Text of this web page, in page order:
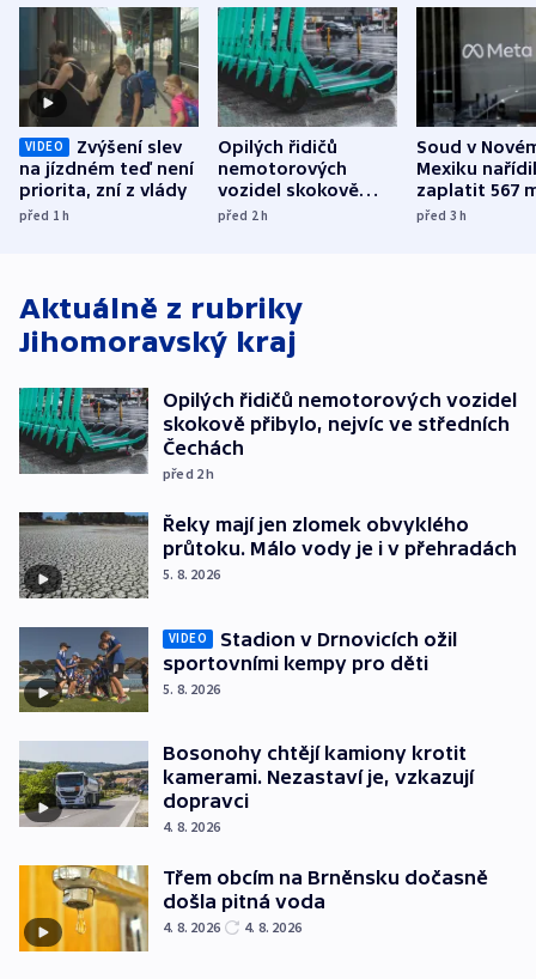
VIDEO
Zvýšení slev
na jízdném teď není
priorita, zní z vlády
před 1h
Opilých řidičů
nemotorových
vozidel skokově
přibylo, nejvíc ve
před 2h
Soud v
Mexiku
zaplatit 567
dolarů kvůli
před 3h
Aktuálně z rubriky
Jihomoravský kraj
Opilých řidičů nemotorových vozidel
skokově přibylo, nejvíc ve středních
Čechách
před 2h
Řeky mají jen zlomek obvyklého
průtoku. Málo vody je i v přehradách
5. 8. 2026
VIDEO
Stadion v Drnovicích ožil
sportovními kempy pro děti
5. 8. 2026
Bosonohy chtějí kamiony krotit
kamerami. Nezastaví je, vzkazují
dopravci
4. 8. 2026
Třem obcím na Brněnsku dočasně
došla pitná voda
4. 8. 2026 4. 8. 2026